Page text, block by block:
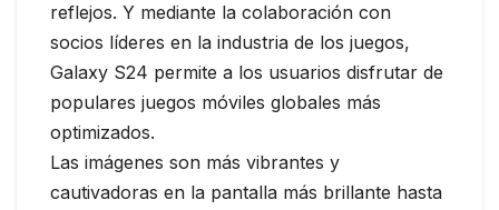
reflejos. Y mediante la colaboración con
socios líderes en la industria de los juegos,
Galaxy S24 permite a los usuarios disfrutar de
populares juegos móviles globales más
optimizados.
Las imágenes son más vibrantes y
cautivadoras en la pantalla más brillante hasta